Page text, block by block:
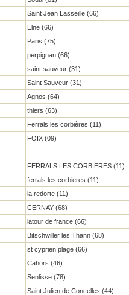
Saint Jean Lasseille (66)
Elne (66)
Paris (75)
perpignan (66)
saint sauveur (31)
Saint Sauveur (31)
Agnos (64)
thiers (63)
Ferrals les corbières (11)
FOIX (09)
FERRALS LES CORBIERES (11)
ferrals les corbieres (11)
la redorte (11)
CERNAY (68)
latour de france (66)
Bitschwiller les Thann (68)
st cyprien plage (66)
Cahors (46)
Senlisse (78)
Saint Julien de Concelles (44)